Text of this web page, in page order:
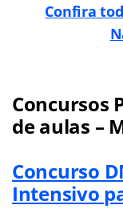
Confira
Concursos
de aulas –
Concurso
Intensivo